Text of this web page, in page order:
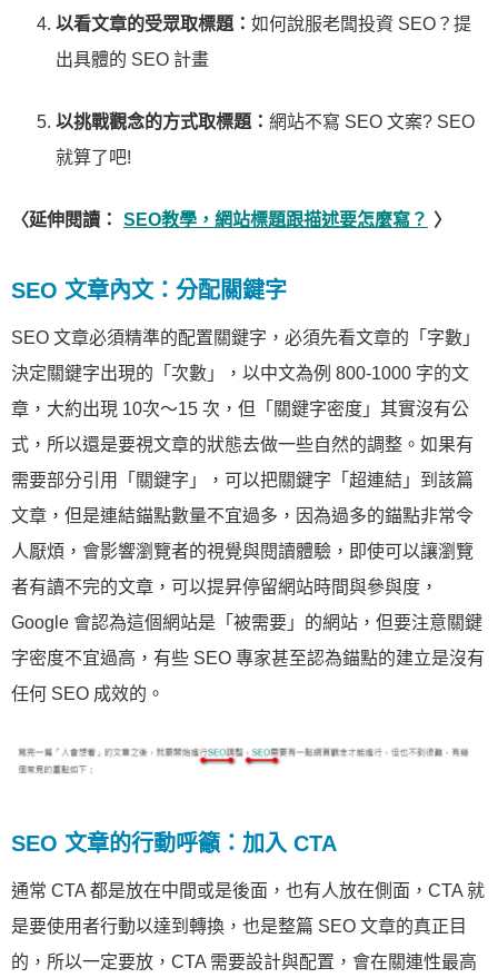
以看文章的受眾取標題： 如何說服老闆投資 SEO？提
出具體的 SEO 計畫
以挑戰觀念的方式取標題： 網站不寫 SEO 文案? SEO
就算了吧!
〈延伸閱讀： SEO教學，網站標題跟描述要怎麼寫？ 〉
SEO 文章內文：分配關鍵字
SEO 文章必須精準的配置關鍵字，必須先看文章的「字數」
決定關鍵字出現的「次數」，以中文為例 800-1000 字的文
章，大約出現 10次～15 次，但「關鍵字密度」其實沒有公
式，所以還是要視文章的狀態去做一些自然的調整。如果有
需要部分引用「關鍵字」，可以把關鍵字「超連結」到該篇
文章，但是連結錨點數量不宜過多，因為過多的錨點非常令
人厭煩，會影響瀏覽者的視覺與閱讀體驗，即使可以讓瀏覽
者有讀不完的文章，可以提昇停留網站時間與參與度，
Google 會認為這個網站是「被需要」的網站，但要注意關鍵
字密度不宜過高，有些 SEO 專家甚至認為錨點的建立是沒有
任何 SEO 成效的。
SEO 文章的行動呼籲：加入 CTA
通常 CTA 都是放在中間或是後面，也有人放在側面，CTA 就
是要使用者行動以達到轉換，也是整篇 SEO 文章的真正目
的，所以一定要放，CTA 需要設計與配置，會在關連性最高